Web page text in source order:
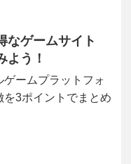
なゲームサイト
よう！
ームプラットフォ
3ポイントでまとめ